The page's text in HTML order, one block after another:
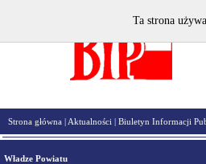
Strona główna | Aktualności | Biuletyn Informacji
Władze Powiatu
Ta strona